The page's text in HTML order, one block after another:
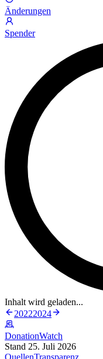
Änderungen
Spender
Inhalt wird geladen...
20222024
DonationWatch
Stand 25. Juli 2026
QuellenTransparenz